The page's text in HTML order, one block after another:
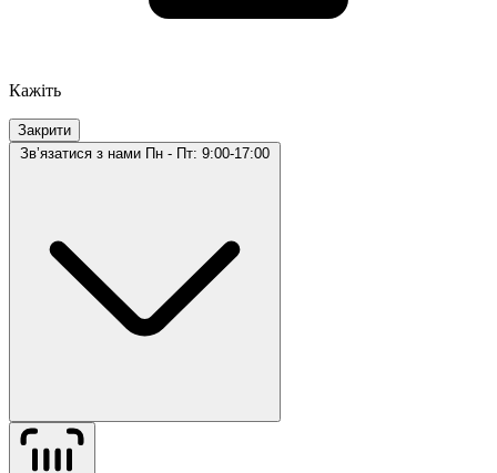
Кажіть
Закрити
Звʼязатися з нами Пн - Пт: 9:00-17:00